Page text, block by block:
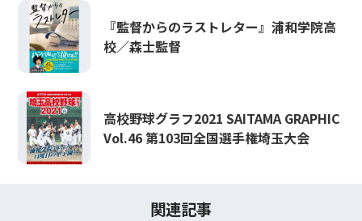
『監督からのラストレター』浦和学院高
校／森士監督
高校野球グラフ2021 SAITAMA GRAPHIC
Vol.46 第103回全国選手権埼玉大会
関連記事